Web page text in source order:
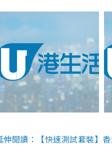
伸閱讀：【快速測試套裝】